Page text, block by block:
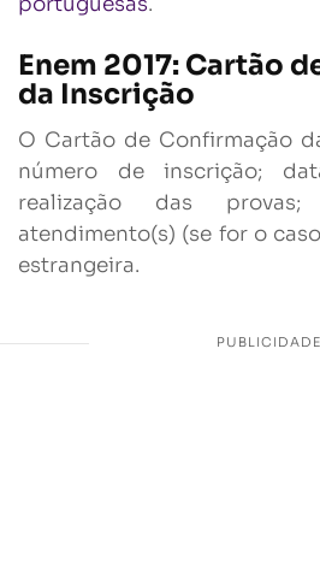
Enem 2017: Cartão
da Inscrição
O Cartão de Confirmação
número de inscrição;
realização das
atendimento(s) (se for o
estrangeira.